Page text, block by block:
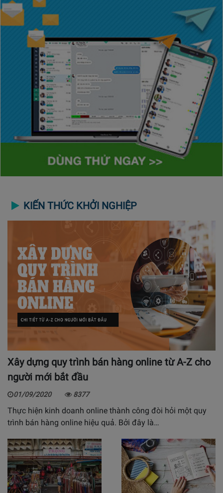
KIẾN THỨC KHỞI NGHIỆP
Xây dựng quy trình bán hàng online từ A-Z cho
người mới bắt đầu
01/09/2020 8377
Thực hiện kinh doanh online thành công đòi hỏi một quy
trình bán hàng online hiệu quả. Bởi đây là…